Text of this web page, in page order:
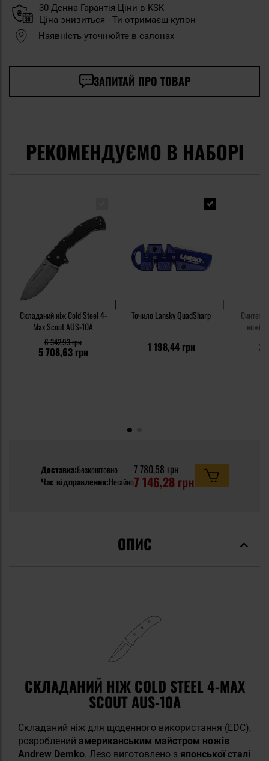
30-Денна Гарантія Ціни в KSK
Ціна знизиться - Ти отримаєш купон
Наявність уточнюйте в салонах
ЗАПИТАЙ ПРО ТОВАР
РЕКОМЕНДУЄМО В НАБОРІ
Складаний ніж Cold Steel 4-
Max Scout AUS-10A
5 708,63 грн
6 342,93 грн
Точило Lansky QuadSharp
1 198,44 грн
ножів
Доставка:Безкоштовно
Час відправлення:Негайно
7 780,58 грн
7 146,28 грн
ОПИС
СКЛАДАНИЙ НІЖ COLD STEEL 4-MAX
SCOUT AUS-10A
Складаний ніж для щоденного використання (EDC),
розроблений американським майстром ножів
Andrew Demko. Лезо виготовлено з японської сталі